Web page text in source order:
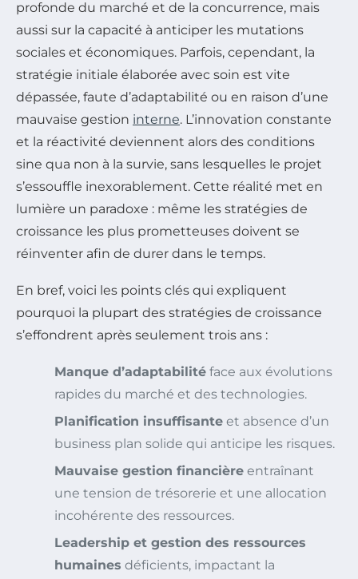
profonde du marché et de la concurrence, mais
aussi sur la capacité à anticiper les mutations
sociales et économiques. Parfois, cependant, la
stratégie initiale élaborée avec soin est vite
dépassée, faute d’adaptabilité ou en raison d’une
mauvaise gestion interne. L’innovation constante
et la réactivité deviennent alors des conditions
sine qua non à la survie, sans lesquelles le projet
s’essouffle inexorablement. Cette réalité met en
lumière un paradoxe : même les stratégies de
croissance les plus prometteuses doivent se
réinventer afin de durer dans le temps.
En bref, voici les points clés qui expliquent
pourquoi la plupart des stratégies de croissance
s’effondrent après seulement trois ans :
Manque d’adaptabilité face aux évolutions
rapides du marché et des technologies.
Planification insuffisante et absence d’un
business plan solide qui anticipe les risques.
Mauvaise gestion financière entraînant
une tension de trésorerie et une allocation
incohérente des ressources.
Leadership et gestion des ressources
humaines déficients, impactant la